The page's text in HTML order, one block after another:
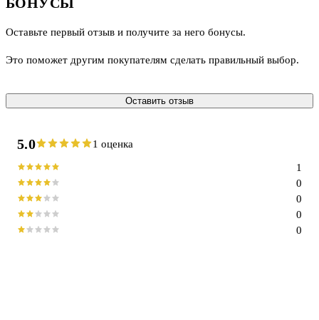
Оставьте первый отзыв и получите за него бонусы.
Это поможет другим покупателям сделать правильный выбор.
Оставить отзыв
5.0 1 оценка
0
0
0
0
1